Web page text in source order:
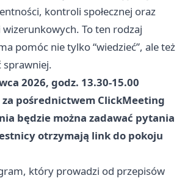
kontroli społecznej oraz
To ten rodzaj
pomóc nie tylko “wiedzieć”, ale też
sprawniej.
2026, godz. 13.30-15.00
pośrednictwem ClickMeeting
będzie można zadawać pytania
otrzymają link do pokoju
który prowadzi od przepisów